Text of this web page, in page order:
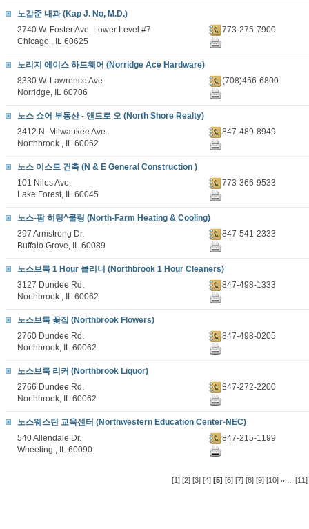
노갑준 내과 (Kap J. No, M.D.)
2740 W. Foster Ave. Lower Level #7
Chicago , IL 60625
773-275-7900
노리지 에이스 하드웨어 (Norridge Ace Hardware)
8330 W. Lawrence Ave.
Norridge, IL 60706
(708)456-6800-
노스 쇼어 부동산 - 앤드로 오 (North Shore Realty)
3412 N. Milwaukee Ave.
Northbrook , IL 60062
847-489-8949
노스 이스트 건축 (N & E General Construction )
101 Niles Ave.
Lake Forest, IL 60045
773-366-9533
노스-팜 히팅^쿨링 (North-Farm Heating & Cooling)
397 Armstrong Dr.
Buffalo Grove, IL 60089
847-541-2333
노스브룩 1 Hour 클리너 (Northbrook 1 Hour Cleaners)
3127 Dundee Rd.
Northbrook , IL 60062
847-498-1333
노스브룩 꽃집 (Northbrook Flowers)
2760 Dundee Rd.
Northbrook, IL 60062
847-498-0205
노스브룩 리커 (Northbrook Liquor)
2766 Dundee Rd.
Northbrook, IL 60062
847-272-2200
노스웨스턴 교육센터 (Northwestern Education Center-NEC)
540 Allendale Dr.
Wheeling , IL 60090
847-215-1199
[1] [2] [3] [4] [5] [6] [7] [8] [9] [10] ... [11]